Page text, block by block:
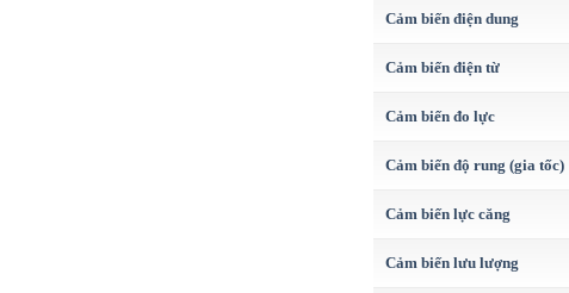
Cảm biến điện dung
Cảm biến điện từ
Cảm biến đo lực
Cảm biến độ rung (gia tốc)
Cảm biến lực căng
Cảm biến lưu lượng